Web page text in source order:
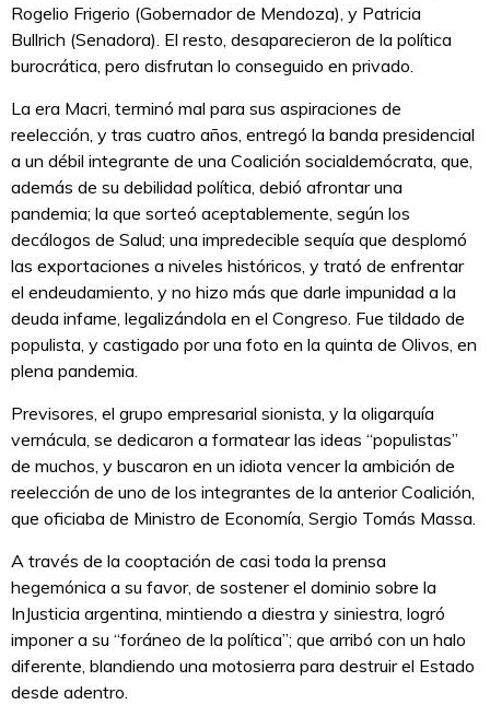
Rogelio Frigerio (Gobernador de Mendoza), y Patricia
Bullrich (Senadora). El resto, desaparecieron de la política
burocrática, pero disfrutan lo conseguido en privado.
La era Macri, terminó mal para sus aspiraciones de
reelección, y tras cuatro años, entregó la banda presidencial
a un débil integrante de una Coalición socialdemócrata, que,
además de su debilidad política, debió afrontar una
pandemia; la que sorteó aceptablemente, según los
decálogos de Salud; una impredecible sequía que desplomó
las exportaciones a niveles históricos, y trató de enfrentar
el endeudamiento, y no hizo más que darle impunidad a la
deuda infame, legalizándola en el Congreso. Fue tildado de
populista, y castigado por una foto en la quinta de Olivos, en
plena pandemia.
Previsores, el grupo empresarial sionista, y la oligarquía
vernácula, se dedicaron a formatear las ideas “populistas”
de muchos, y buscaron en un idiota vencer la ambición de
reelección de uno de los integrantes de la anterior Coalición,
que oficiaba de Ministro de Economía, Sergio Tomás Massa.
A través de la cooptación de casi toda la prensa
hegemónica a su favor, de sostener el dominio sobre la
InJusticia argentina, mintiendo a diestra y siniestra, logró
imponer a su “foráneo de la política”; que arribó con un halo
diferente, blandiendo una motosierra para destruir el Estado
desde adentro.